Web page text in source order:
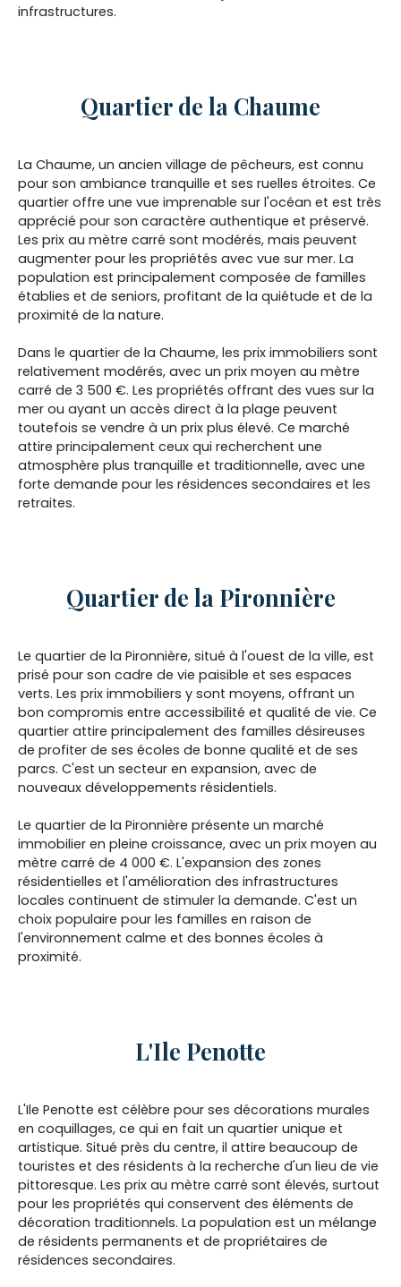
infrastructures.
Quartier de la Chaume
La Chaume, un ancien village de pêcheurs, est connu
pour son ambiance tranquille et ses ruelles étroites. Ce
quartier offre une vue imprenable sur l'océan et est très
apprécié pour son caractère authentique et préservé.
Les prix au mètre carré sont modérés, mais peuvent
augmenter pour les propriétés avec vue sur mer. La
population est principalement composée de familles
établies et de seniors, profitant de la quiétude et de la
proximité de la nature.
Dans le quartier de la Chaume, les prix immobiliers sont
relativement modérés, avec un prix moyen au mètre
carré de 3 500 €. Les propriétés offrant des vues sur la
mer ou ayant un accès direct à la plage peuvent
toutefois se vendre à un prix plus élevé. Ce marché
attire principalement ceux qui recherchent une
atmosphère plus tranquille et traditionnelle, avec une
forte demande pour les résidences secondaires et les
retraites.
Quartier de la Pironnière
Le quartier de la Pironnière, situé à l'ouest de la ville, est
prisé pour son cadre de vie paisible et ses espaces
verts. Les prix immobiliers y sont moyens, offrant un
bon compromis entre accessibilité et qualité de vie. Ce
quartier attire principalement des familles désireuses
de profiter de ses écoles de bonne qualité et de ses
parcs. C'est un secteur en expansion, avec de
nouveaux développements résidentiels.
Le quartier de la Pironnière présente un marché
immobilier en pleine croissance, avec un prix moyen au
mètre carré de 4 000 €. L'expansion des zones
résidentielles et l'amélioration des infrastructures
locales continuent de stimuler la demande. C'est un
choix populaire pour les familles en raison de
l'environnement calme et des bonnes écoles à
proximité.
L'Ile Penotte
L'Ile Penotte est célèbre pour ses décorations murales
en coquillages, ce qui en fait un quartier unique et
artistique. Situé près du centre, il attire beaucoup de
touristes et des résidents à la recherche d'un lieu de vie
pittoresque. Les prix au mètre carré sont élevés, surtout
pour les propriétés qui conservent des éléments de
décoration traditionnels. La population est un mélange
de résidents permanents et de propriétaires de
résidences secondaires.